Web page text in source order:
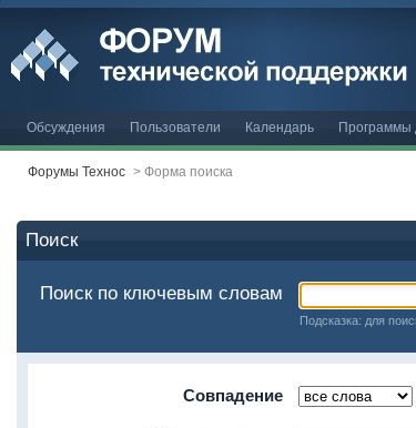
Обсуждения Пользователи Календарь Программы
Форумы Технос > Форма поиска
Поиск
Поиск по ключевым словам
Подсказка: для
Совпадение